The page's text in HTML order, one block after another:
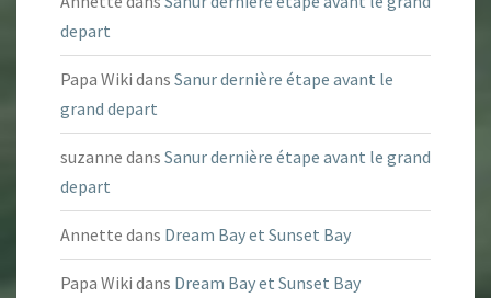
depart
Papa Wiki dans Sanur dernière étape avant le
grand depart
suzanne dans Sanur dernière étape avant le grand
depart
Annette dans Dream Bay et Sunset Bay
Papa Wiki dans Dream Bay et Sunset Bay